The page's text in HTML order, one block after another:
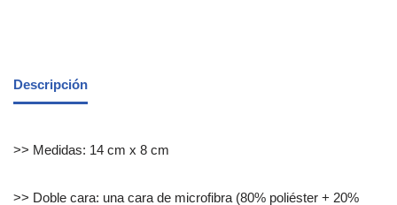
Descripción
>> Medidas: 14 cm x 8 cm
>> Doble cara: una cara de microfibra (80% poliéster + 20%